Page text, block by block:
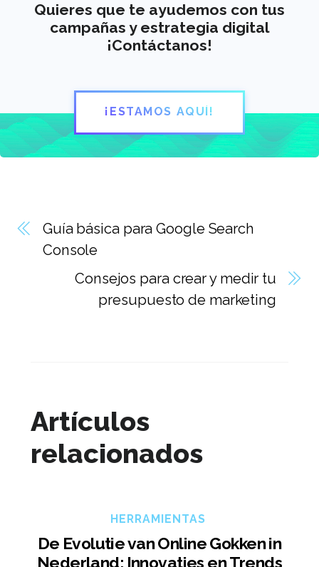
Quieres que te ayudemos con tus
campañas y estrategia digital
¡Contáctanos!
¡ESTAMOS AQUÍ!
Guía básica para Google Search
Console
Consejos para crear y medir tu
presupuesto de marketing
Artículos
relacionados
HERRAMIENTAS
De Evolutie van Online Gokken in
Nederland: Innovaties en Trends